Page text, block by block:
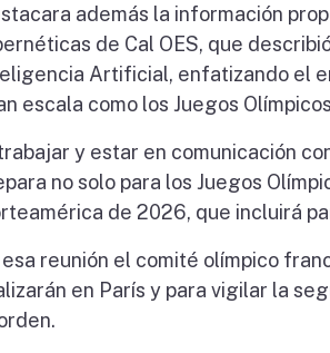
además la información
de Cal OES, que
Artificial, enfatizando el
escala como los Juegos
y estar en comunicación
no solo para los Juegos
de 2026, que incluirá
esa reunión el comité olímpico
en París y para vigilar la